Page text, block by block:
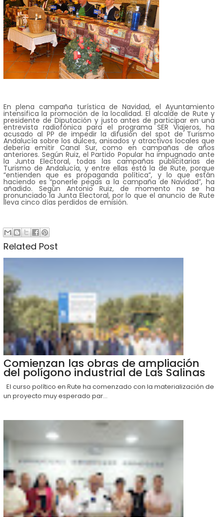
En plena campaña turística de Navidad, el Ayuntamiento
intensifica la promoción de la localidad. El alcalde de Rute y
presidente de Diputación y justo antes de participar en una
entrevista radiofónica para el programa SER Viajeros, ha
acusado al PP de impedir la difusión del spot de Turismo
Andalucía sobre los dulces, anisados y atractivos locales que
debería emitir Canal Sur, como en campañas de años
anteriores. Según Ruiz, el Partido Popular ha impugnado ante
la Junta Electoral, todas las campañas publicitarias de
Turismo de Andalucía, y entre ellas está la de Rute, porque
“entienden que es propaganda política”, y lo que están
haciendo es “ponerle pegas a la campaña de Navidad”, ha
añadido. Según Antonio Ruiz, de momento no se ha
pronunciado la Junta Electoral, por lo que el anuncio de Rute
lleva cinco días perdidos de emisión.
Related Post
Comienzan las obras de ampliación
del polígono industrial de Las Salinas
El curso político en Rute ha comenzado con la materialización de
un proyecto muy esperado par...